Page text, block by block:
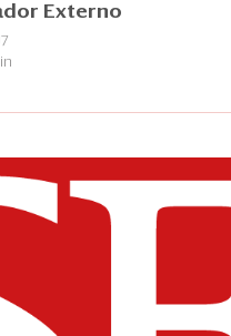
Externo